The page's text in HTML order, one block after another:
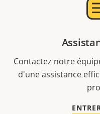
Contactez notre
d'une assistance